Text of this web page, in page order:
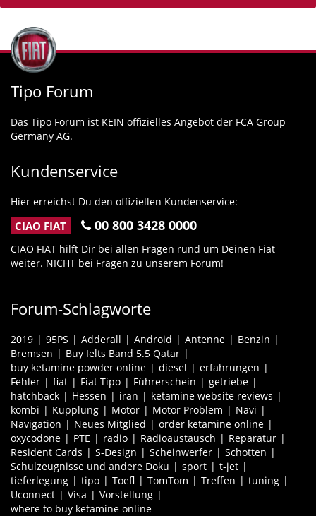
Tipo Forum
Das Tipo Forum ist KEIN offizielles Angebot der FCA Group
Germany AG.
Kundenservice
Hier erreichst Du den offiziellen Kundenservice:
CIAO FIAT 00 800 3428 0000
CIAO FIAT hilft Dir bei allen Fragen rund um Deinen Fiat
weiter. NICHT bei Fragen zu unserem Forum!
Forum-Schlagworte
2019 95PS Adderall Android Antenne
Benzin
Bremsen
Buy Ielts Band 5.5 Qatar
buy ketamine powder online
diesel
erfahrungen
Fehler
fiat Fiat Tipo Führerschein
getriebe
hatchback
Hessen iran
ketamine website reviews
kombi
Kupplung Motor Motor Problem
Navi
Navigation
Neues Mitglied
order ketamine online
oxycodone
PTE radio Radioaustausch
Reparatur
Resident Cards
S-Design Scheinwerfer
Schotten
Schulzeugnisse und andere Doku
sport
t-jet
tieferlegung
tipo Toefl TomTom Treffen
tuning
Uconnect
Visa
Vorstellung
where to buy ketamine online